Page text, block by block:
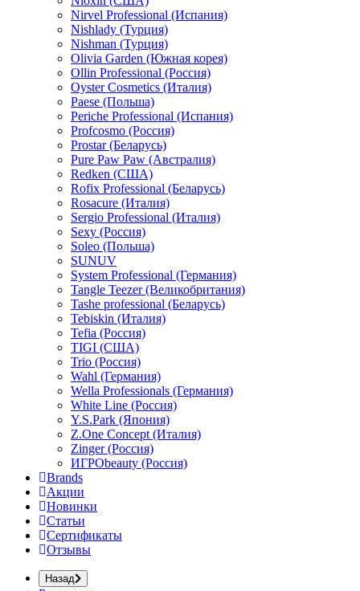
Nirvel Professional (Испания)
Nishlady (Турция)
Nishman (Турция)
Olivia Garden (Южная корея)
Ollin Professional (Россия)
Oyster Cosmetics (Италия)
Paese (Польша)
Periche Professional (Испания)
Profcosmo (Россия)
Prostar (Беларусь)
Pure Paw Paw (Австралия)
Redken (США)
Rofix Professional (Беларусь)
Rosacure (Италия)
Sergio Professional (Италия)
Sexy (Россия)
Soleo (Польша)
SUNUV
System Professional (Германия)
Tangle Teezer (Великобритания)
Tashe professional (Беларусь)
Tebiskin (Италия)
Tefia (Россия)
TIGI (США)
Trio (Россия)
Wahl (Германия)
Wella Professionals (Германия)
White Line (Россия)
Y.S.Park (Япония)
Z.One Concept (Италия)
Zinger (Россия)
ИГРОbeauty (Россия)
Brands
Акции
Новинки
Статьи
Сертификаты
Отзывы
Назад